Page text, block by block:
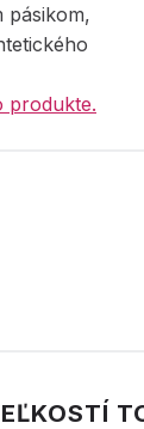
pásikom,
produkte.